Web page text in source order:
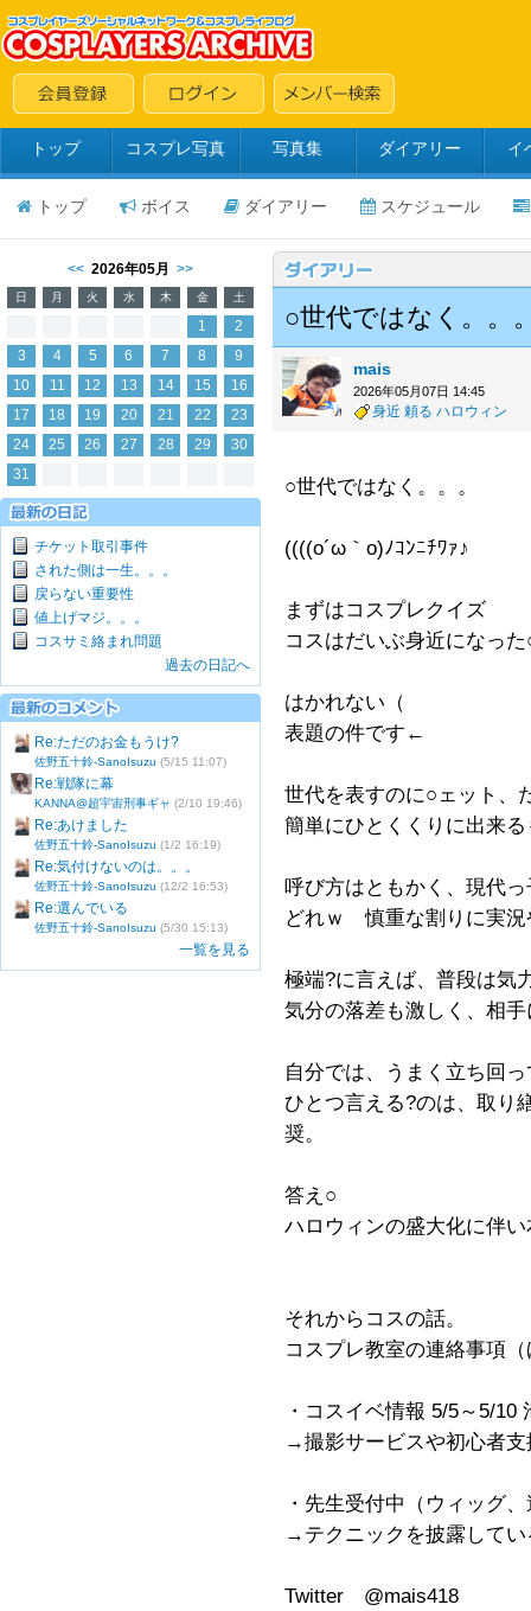
トップ コスプレ写真 写真集 ダイアリー イ
トップ ボイス ダイアリー スケジュール
<< 2026年05月 >>
日 月 火 水 木 金 土
1
2
3
4 5 6 7 8
9
10
11 12 13 14 15
16
17
18 19 20 21 22
23
24
25 26 27 28 29
30
31
チケット取引事件
された側は一生。。。
戻らない重要性
値上げマジ。。。
コスサミ絡まれ問題
過去の日記へ
Re:ただのお金もうけ?
佐野五十鈴-SanoIsuzu (5/15 11:07)
Re:戦隊に幕
KANNA@超宇宙刑事ギャ (2/10 19:46)
Re:あけました
佐野五十鈴-SanoIsuzu (1/2 16:19)
Re:気付けないのは。。。
佐野五十鈴-SanoIsuzu (12/2 16:53)
Re:選んでいる
佐野五十鈴-SanoIsuzu (5/30 15:13)
一覧を見る
○世代ではなく。。
mais
2026年05月07日 14:45
身近 頼る ハロウィン
○世代ではなく。。。
((((o´ω｀o)ﾉｺﾝﾆﾁﾜｧ♪
まずはコスプレクイズ
コスはだいぶ身近になっ
はかれない（
表題の件です←
世代を表すのに○ェット、
簡単にひとくくりに出来
呼び方はともかく、現代
どれｗ 慎重な割りに実況
極端?に言えば、普段は気
気分の落差も激しく、相
自分では、うまく立ち回
ひとつ言える?のは、取り
奨。
答え○
ハロウィンの盛大化に伴
それからコスの話。
コスプレ教室の連絡事項
・コスイベ情報 5/5～5/10
→撮影サービスや初心者
・先生受付中（ウィッグ
→テクニックを披露して
Twitter @mais418